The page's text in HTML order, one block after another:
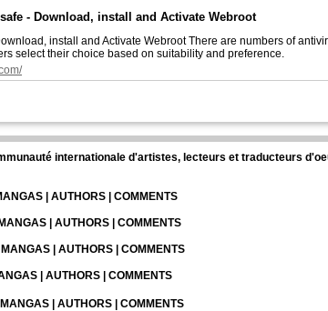
- Download, install and Activate Webroot
install and Activate Webroot There are numbers of
select their choice based on suitability and preference.
internationale d'artistes, lecteurs et traducteurs
| AUTHORS | COMMENTS
| AUTHORS | COMMENTS
| AUTHORS | COMMENTS
| AUTHORS | COMMENTS
| AUTHORS | COMMENTS